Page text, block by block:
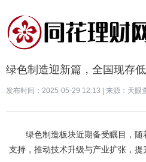
绿色制造迎新篇，全国现存
发布时间：2025-05-29 12:13 来源：天眼
绿色制造板块近期备受瞩目，
支持，推动技术升级与产业扩张，提